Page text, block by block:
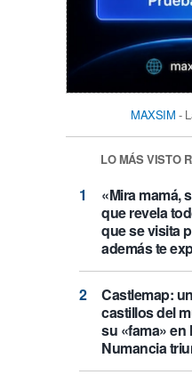
MAXSIM -
LO MÁS VISTO
«Mira mamá,
que revela
que se visita
además te
Castlemap:
castillos del
su «fama» en
Numancia